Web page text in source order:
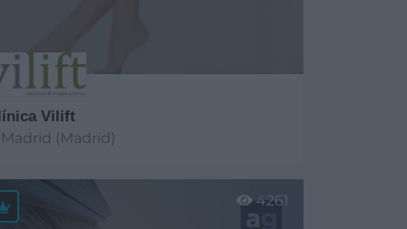
Vilift
(Madrid)
4261